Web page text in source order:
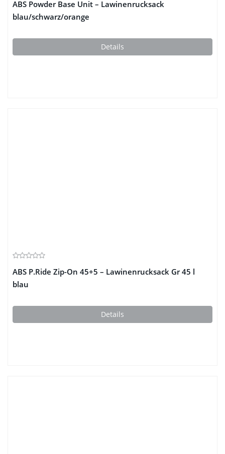
ABS Powder Base Unit – Lawinenrucksack
blau/schwarz/orange
Details
ABS P.Ride Zip-On 45+5 – Lawinenrucksack Gr 45 l
blau
Details